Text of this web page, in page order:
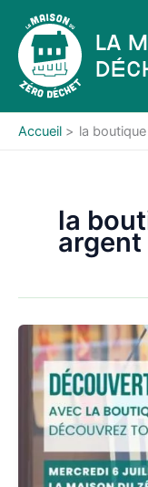
contenu
La
Accueil la
la
argent